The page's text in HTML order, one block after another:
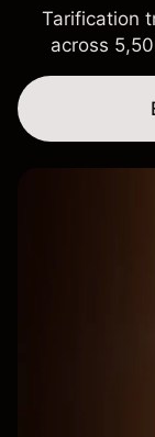
Tarification
across